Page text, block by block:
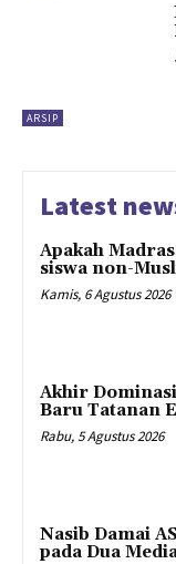
ARSIP
Latest
Apakah
siswa non-
Kamis, 6 Agustus 2026
Akhir
Baru Tatanan
Rabu, 5 Agustus 2026
Nasib Damai
pada Dua